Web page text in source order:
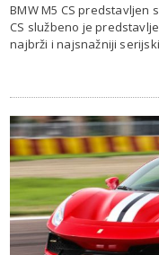
BMW M5 CS predstavljen
CS službeno je
najbrži i najsnažniji